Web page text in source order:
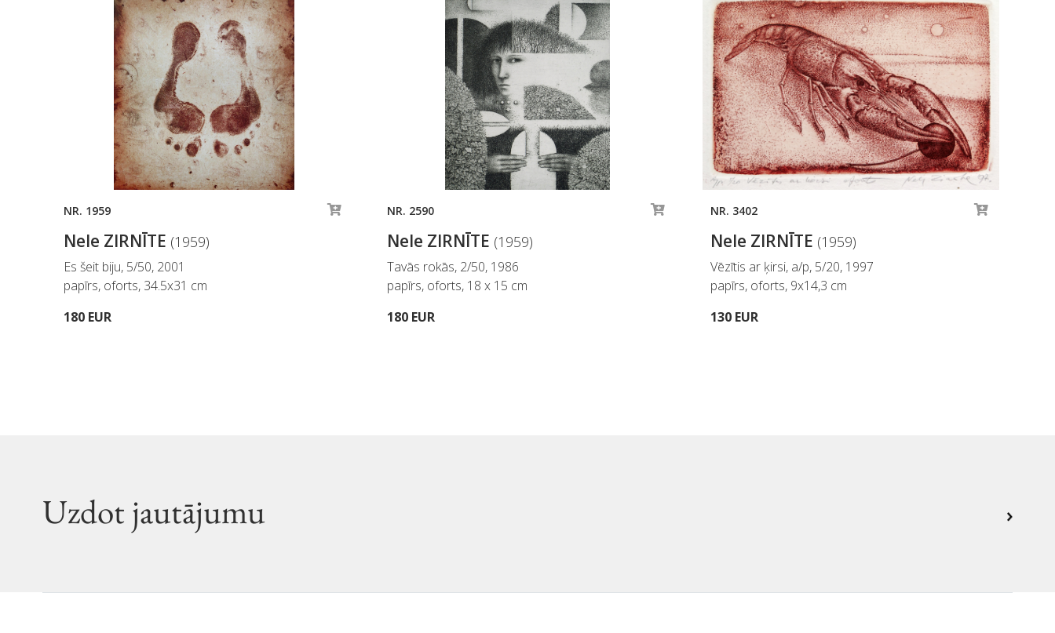
NR. 1959
Nele ZIRNĪTE (1959)
Es šeit biju, 5/50, 2001
papīrs, oforts, 34.5x31 cm
180 EUR
NR. 2590
Nele ZIRNĪTE (1959)
Tavās rokās, 2/50, 1986
papīrs, oforts, 18 x 15 cm
180 EUR
NR. 3402
Nele ZIRNĪTE (1959)
Vēzītis ar ķirsi, a/p, 5/20, 1997
papīrs, oforts, 9x14,3 cm
130 EUR
Uzdot jautājumu